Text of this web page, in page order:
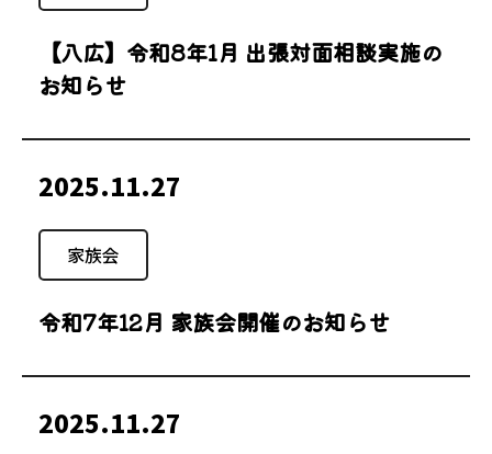
【八広】令和8年1月 出張対面相談実施の
お知らせ
2025.11.27
家族会
令和7年12月 家族会開催のお知らせ
2025.11.27